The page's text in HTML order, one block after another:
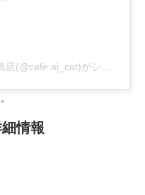
猫カフェ あいきゃっと仙台＆福島店(@cafe.ai_cat)がシェアした投稿
情報